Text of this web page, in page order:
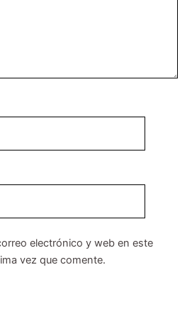
electrónico y web en este
vez que comente.